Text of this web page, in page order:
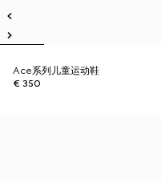
Ace系列儿童运动鞋
€ 350